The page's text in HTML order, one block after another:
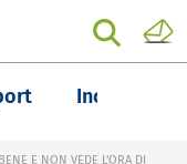
Inchieste
E NON VEDE L'ORA DI